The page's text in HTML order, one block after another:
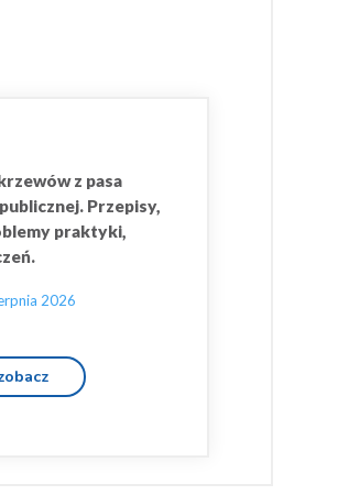
z pasa
Przepisy,
praktyki,
2026